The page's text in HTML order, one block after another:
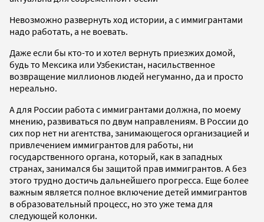
Невозможно развернуть ход истории, а с иммигрантами
надо работать, а не воевать.
Даже если бы кто-то и хотел вернуть приезжих домой,
будь то Мексика или Узбекистан, насильственное
возвращение миллионов людей негуманно, да и просто
нереально.
А для России работа с иммигрантами должна, по моему
мнению, развиваться по двум направлениям. В России до
сих пор нет ни агентства, занимающегося организацией и
привлечением иммигрантов для работы, ни
государственного органа, который, как в западных
странах, занимался бы защитой прав иммигрантов. А без
этого трудно достичь дальнейшего прогресса. Еще более
важным является полное включение детей иммигрантов
в образовательный процесс, но это уже тема для
следующей колонки.